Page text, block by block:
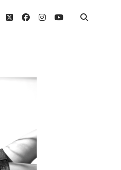
twitterfacebook
instagram
youtube